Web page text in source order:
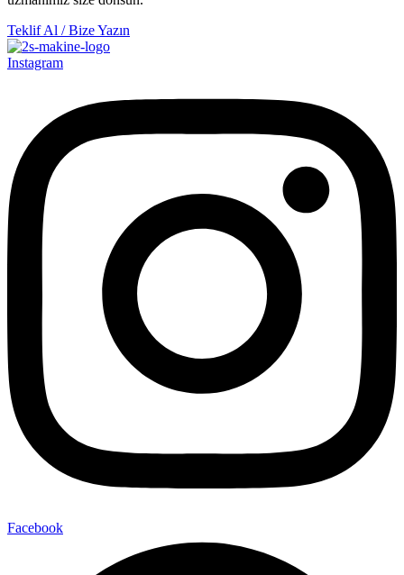
Teklif Al / Bize Yazın
Instagram
Facebook